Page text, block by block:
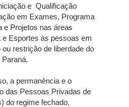
e Qualificação
em Exames, Programa
e Projetos nas áreas
e Esportes às pessoas em
restrição de liberdade do
a permanência e o
das Pessoas Privadas de
do regime fechado,